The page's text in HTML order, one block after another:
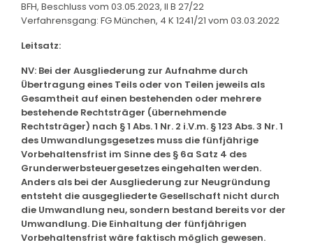
BFH, Beschluss vom 03.05.2023, II B 27/22
Verfahrensgang: FG München, 4 K 1241/21 vom 03.03.2022
Leitsatz:
NV: Bei der Ausgliederung zur Aufnahme durch
Übertragung eines Teils oder von Teilen jeweils als
Gesamtheit auf einen bestehenden oder mehrere
bestehende Rechtsträger (übernehmende
Rechtsträger) nach § 1 Abs. 1 Nr. 2 i.V.m. § 123 Abs. 3 Nr. 1
des Umwandlungsgesetzes muss die fünfjährige
Vorbehaltensfrist im Sinne des § 6a Satz 4 des
Grunderwerbsteuergesetzes eingehalten werden.
Anders als bei der Ausgliederung zur Neugründung
entsteht die ausgegliederte Gesellschaft nicht durch
die Umwandlung neu, sondern bestand bereits vor der
Umwandlung. Die Einhaltung der fünfjährigen
Vorbehaltensfrist wäre faktisch möglich gewesen.